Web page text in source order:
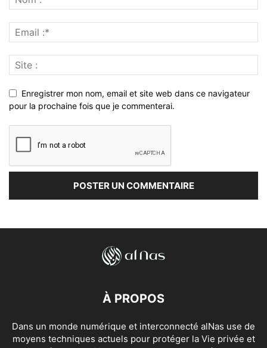
Enregistrer mon nom, email et site web dans ce navigateur
pour la prochaine fois que je commenterai.
À PROPOS
Dans un monde numérique et interconnecté alNas use de
moyens techniques actuels pour protéger la Vie privée et